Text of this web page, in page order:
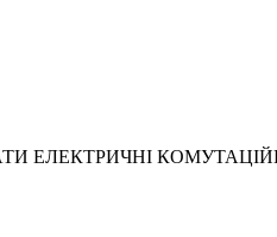
ЕЛЕКТРИЧНІ